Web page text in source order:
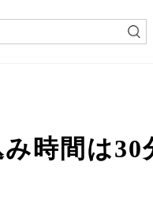
時間は30